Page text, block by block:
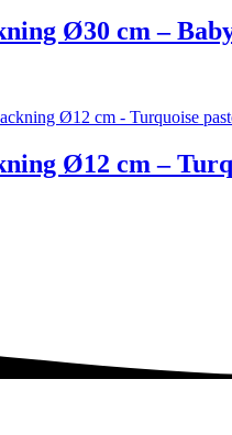
Ø30 cm –
Ø12 cm –